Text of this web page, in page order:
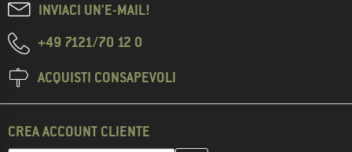
INVIACI UN'E-MAIL!
+49 7121/70 12 0
ACQUISTI CONSAPEVOLI
CREA ACCOUNT CLIENTE